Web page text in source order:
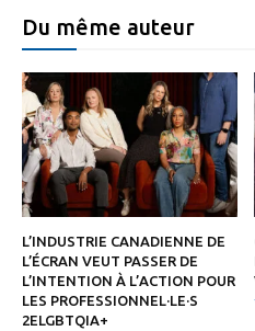
Du même auteur
L’INDUSTRIE CANADIENNE DE
L’ÉCRAN VEUT PASSER DE
L’INTENTION À L’ACTION POUR
LES PROFESSIONNEL·LE·S
2ELGBTQIA+